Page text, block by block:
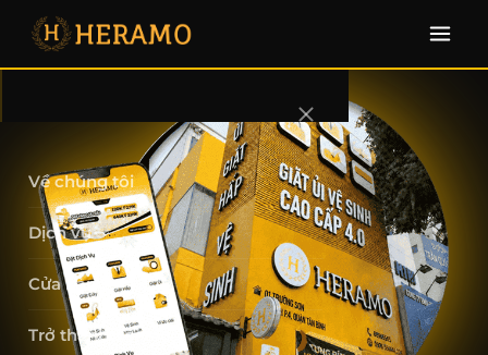
Về chúng tôi
Dịch vụ
Cửa hàng
Trở thành đối tác
ƯU ĐÃI Lấy mã ngay ×